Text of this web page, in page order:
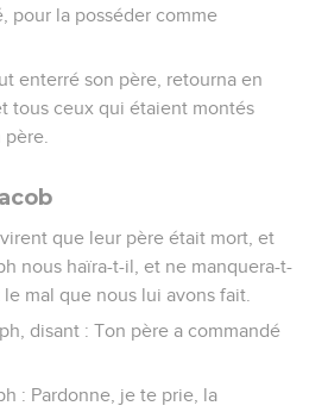
pour la posséder comme
enterré son père, retourna en
tous ceux qui étaient montés
que leur père était mort, et
nous haïra-t-il, et ne manquera-t-
mal que nous lui avons fait.
disant : Ton père a commandé
: Pardonne, je te prie, la